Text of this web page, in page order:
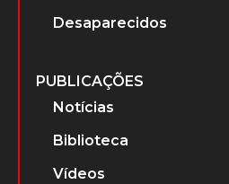
Desaparecidos
PUBLICAÇÕES
Notícias
Biblioteca
Vídeos